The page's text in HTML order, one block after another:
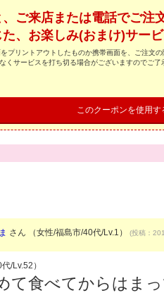
、ご来店または電話でご注
、お楽しみ(おまけ)サー
プリントアウトしたものか携帯画面を、ご注文
くサービスを打ち切る場合がございますのでご了
このクーポンを使用す
さん （女性/福島市/40代/Lv.1） (投稿：
/Lv.52）
て食べてからはま